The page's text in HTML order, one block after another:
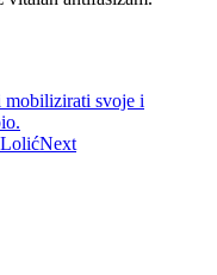
mobilizirati svoje i
Next